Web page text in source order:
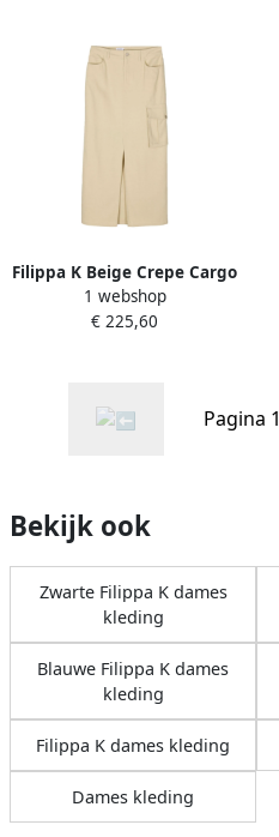
Filippa K Beige Crepe Cargo
Rok Beige Dames
1 webshop
€ 225,60
Pagina
Bekijk ook
Zwarte Filippa K dames
kleding
Blauwe Filippa K dames
kleding
Filippa K dames kleding
Dames kleding